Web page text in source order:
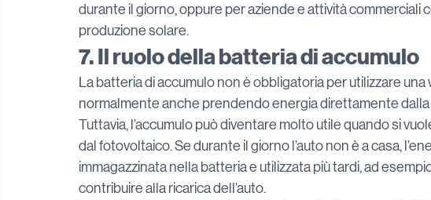
durante il giorno, oppure per aziende e attività commerciali
produzione solare.
7. Il ruolo della batteria di accumulo
La batteria di accumulo non è obbligatoria per utilizzare
normalmente anche prendendo energia direttamente
Tuttavia, l’accumulo può diventare molto utile quando si
dal fotovoltaico. Se durante il giorno l’auto non è a casa,
immagazzinata nella batteria e utilizzata più tardi, ad
contribuire alla ricarica dell’auto.